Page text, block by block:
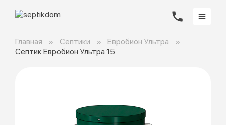
Главная Септики
Евробион Ультра
Септик Евробион Ультра 15